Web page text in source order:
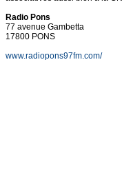
Radio Pons
77 avenue Gambetta
17800 PONS
www.radiopons97fm.com/